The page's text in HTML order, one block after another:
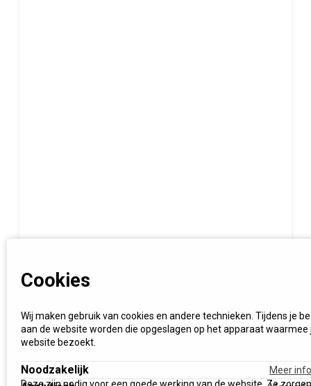
Cookies
Wij maken gebruik van cookies en andere technieken. Tijdens je
aan de website worden die opgeslagen op het apparaat waarmee
website bezoekt.
Noodzakelijk
Meer info